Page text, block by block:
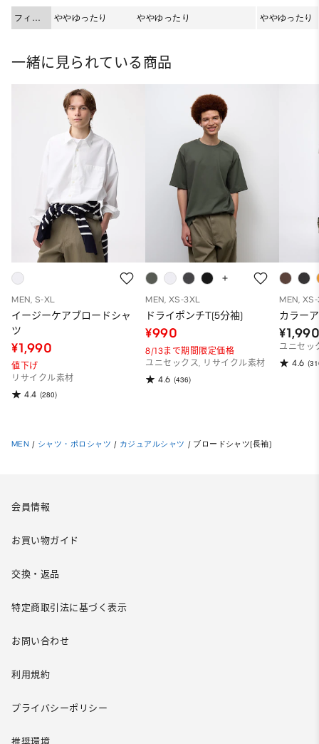
フィッ
ト
ややゆったり ややゆったり ややゆったり
一緒に見られている商品
MEN, S-XL
イージーケアブロードシャ
ツ
¥1,990
値下げ
リサイクル素材
4.4 (280)
MEN, XS-3XL
ドライポンチT(5分袖)
¥990
8/13まで期間限定価格
ユニセックス, リサイクル素材
4.6 (436)
MEN,
カラー
ユニセッ
4.6
MEN / シャツ・ポロシャツ / カジュアルシャツ / ブロードシャツ(長袖)
会員情報
お買い物ガイド
交換・返品
特定商取引法に基づく表示
お問い合わせ
利用規約
プライバシーポリシー
推奨環境